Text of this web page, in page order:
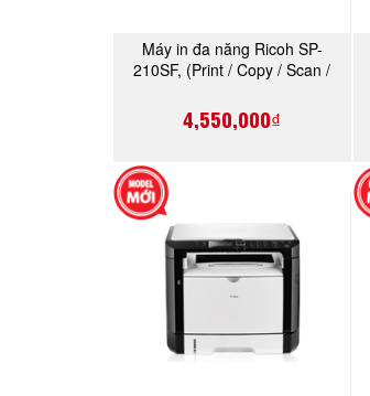
Máy in đa năng Ricoh SP-
210SF, (Print / Copy / Scan /
4,550,000₫
MUA NGAY